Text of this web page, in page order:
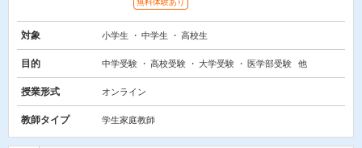
無料体験あり
対象 小学生 中学生 高校生
目的 中学受験 高校受験 大学受験 医学部受験 他
授業形式 オンライン
教師タイプ 学生家庭教師